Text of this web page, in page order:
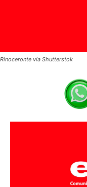
Rinoceronte vía Shutterstok